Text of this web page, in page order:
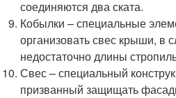
соединяются два ската.
Кобылки – специальные
организовать свес крыши, в
недостаточно длины
Свес – специальный
призванный защищать